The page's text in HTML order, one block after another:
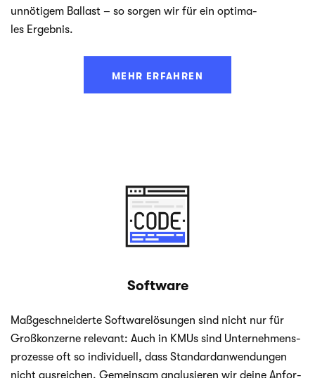
unnö­ti­gem Bal­last – so sor­gen wir für ein opti­ma­
les Ergebnis.
MEHR ERFAHREN
Software
Maß­ge­schnei­derte Soft­ware­lö­sun­gen sind nicht nur für
Groß­kon­zerne rele­vant: Auch in KMUs sind Unter­neh­mens­
pro­zesse oft so indi­vi­du­ell, dass Stan­dard­an­wen­dun­gen
nicht aus­rei­chen. Gemein­sam ana­ly­sie­ren wir deine Anfor­